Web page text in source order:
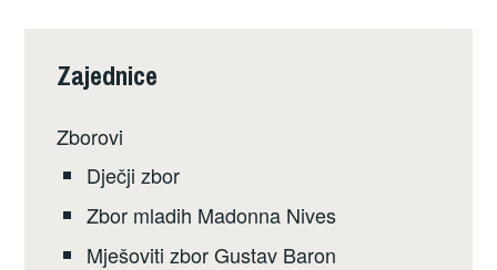
Zajednice
Zborovi
Dječji zbor
Zbor mladih Madonna Nives
Mješoviti zbor Gustav Baron